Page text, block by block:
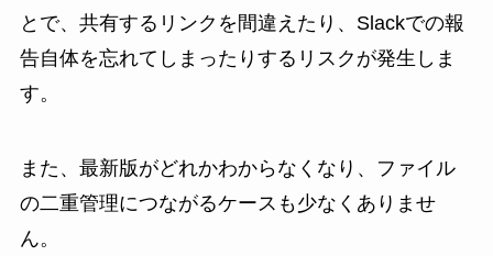
とで、共有するリンクを間違えたり、Slackでの報
告自体を忘れてしまったりするリスクが発生しま
す。
また、最新版がどれかわからなくなり、ファイル
の二重管理につながるケースも少なくありませ
ん。